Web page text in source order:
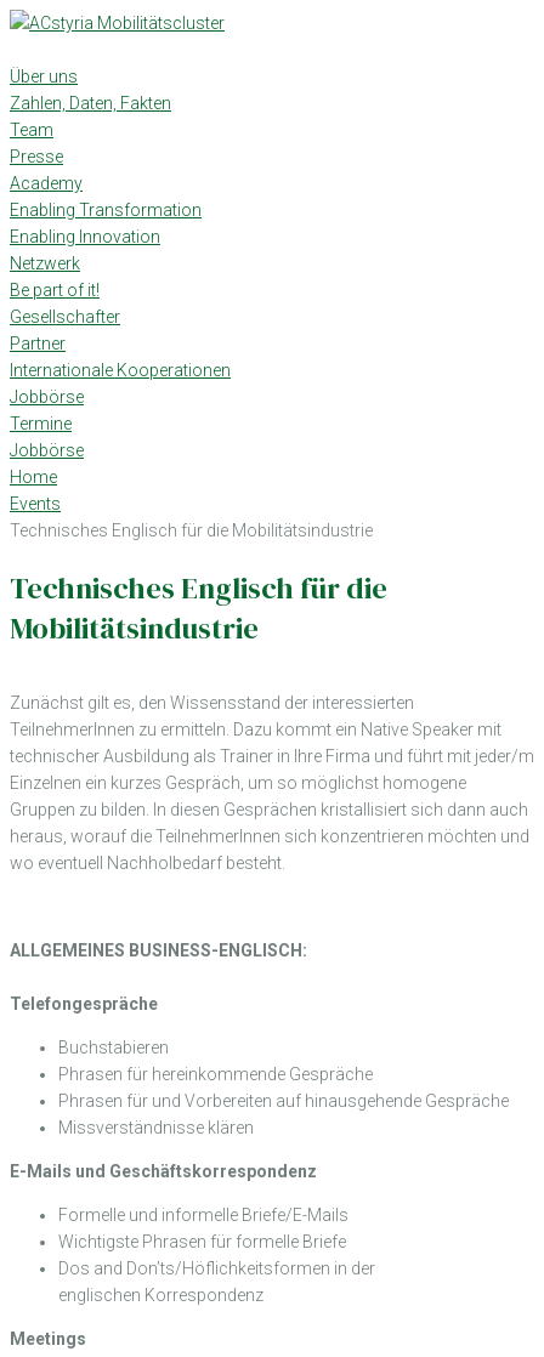
Skip
content
Über uns
Zahlen, Daten, Fakten
Team
Presse
Academy
Enabling Transformation
Enabling Innovation
Netzwerk
Be part of it!
Gesellschafter
Partner
Internationale Kooperationen
Jobbörse
Termine
Jobbörse
Home
Events
Technisches Englisch für die Mobilitätsindustrie
Technisches Englisch für die
Mobilitätsindustrie
Zunächst gilt es, den Wissensstand der interessierten
TeilnehmerInnen zu ermitteln. Dazu kommt ein Native Speaker mit
technischer Ausbildung als Trainer in Ihre Firma und führt mit jeder/m
Einzelnen ein kurzes Gespräch, um so möglichst homogene
Gruppen zu bilden. In diesen Gesprächen kristallisiert sich dann auch
heraus, worauf die TeilnehmerInnen sich konzentrieren möchten und
wo eventuell Nachholbedarf besteht.
ALLGEMEINES BUSINESS-ENGLISCH:
Telefongespräche
Buchstabieren
Phrasen für hereinkommende Gespräche
Phrasen für und Vorbereiten auf hinausgehende Gespräche
Missverständnisse klären
E-Mails und Geschäftskorrespondenz
Formelle und informelle Briefe/E-Mails
Wichtigste Phrasen für formelle Briefe
Dos and Don’ts/Höflichkeitsformen in der
englischen Korrespondenz
Meetings